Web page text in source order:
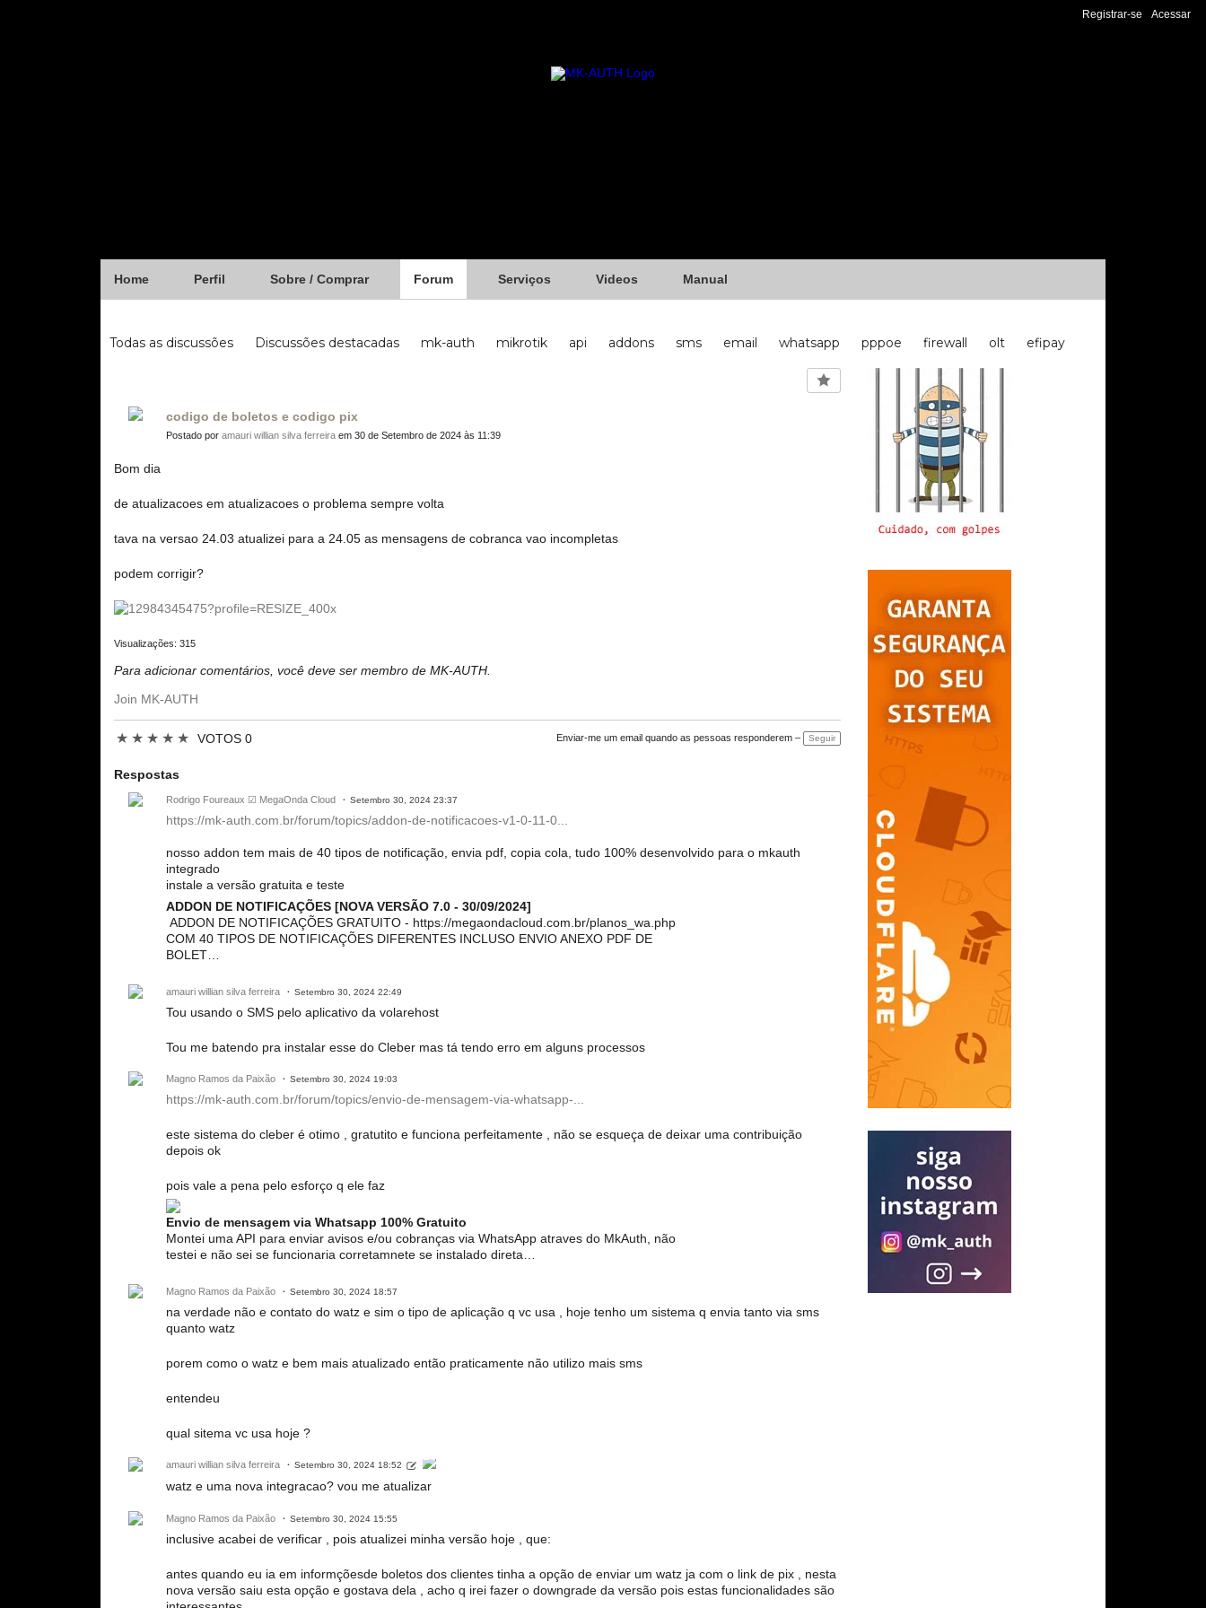
Registrar-se Acessar
Home Perfil Sobre / Comprar Forum Serviços Videos Manual
Todas as discussões
Discussões destacadas mk-auth mikrotik api addons sms email whatsapp pppoe firewall olt
efipay
codigo de boletos e codigo pix
Postado por amauri willian silva ferreira em 30 de Setembro de 2024 às 11:39
Bom dia
de atualizacoes em atualizacoes o problema sempre volta
tava na versao 24.03 atualizei para a 24.05 as mensagens de cobranca vao incompletas
podem corrigir?
Visualizações: 315
Para adicionar comentários, você deve ser membro de MK-AUTH.
Join MK-AUTH
★ ★ ★ ★ ★ VOTOS 0 Enviar-me um email quando as pessoas responderem – Seguir
Respostas
Rodrigo Foureaux ☑ MegaOnda Cloud Setembro 30, 2024 23:37
https://mk-auth.com.br/forum/topics/addon-de-notificacoes-v1-0-11-0...
nosso addon tem mais de 40 tipos de notificação, envia pdf, copia cola, tudo 100% desenvolvido para o mkauth
integrado
instale a versão gratuita e teste
ADDON DE NOTIFICAÇÕES [NOVA VERSÃO 7.0 - 30/09/2024]
ADDON DE NOTIFICAÇÕES GRATUITO - https://megaondacloud.com.br/planos_wa.php
COM 40 TIPOS DE NOTIFICAÇÕES DIFERENTES INCLUSO ENVIO ANEXO PDF DE
BOLET…
amauri willian silva ferreira Setembro 30, 2024 22:49
Tou usando o SMS pelo aplicativo da volarehost
Tou me batendo pra instalar esse do Cleber mas tá tendo erro em alguns processos
Magno Ramos da Paixão Setembro 30, 2024 19:03
https://mk-auth.com.br/forum/topics/envio-de-mensagem-via-whatsapp-...
este sistema do cleber é otimo , gratutito e funciona perfeitamente , não se esqueça de deixar uma contribuição
depois ok
pois vale a pena pelo esforço q ele faz
Envio de mensagem via Whatsapp 100% Gratuito
Montei uma API para enviar avisos e/ou cobranças via WhatsApp atraves do MkAuth, não
testei e não sei se funcionaria corretamnete se instalado direta…
Magno Ramos da Paixão Setembro 30, 2024 18:57
na verdade não e contato do watz e sim o tipo de aplicação q vc usa , hoje tenho um sistema q envia tanto via sms
quanto watz
porem como o watz e bem mais atualizado então praticamente não utilizo mais sms
entendeu
qual sitema vc usa hoje ?
amauri willian silva ferreira Setembro 30, 2024 18:52
watz e uma nova integracao? vou me atualizar
Magno Ramos da Paixão Setembro 30, 2024 15:55
inclusive acabei de verificar , pois atualizei minha versão hoje , que:
antes quando eu ia em informçõesde boletos dos clientes tinha a opção de enviar um watz ja com o link de pix , nesta
nova versão saiu esta opção e gostava dela , acho q irei fazer o downgrade da versão pois estas funcionalidades são